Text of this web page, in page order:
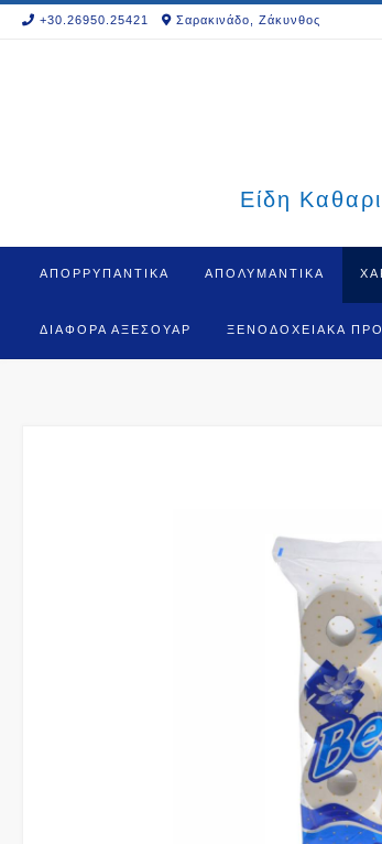
+30.26950.25421 Σαρακινάδο, Ζάκυνθος
Είδη
ΑΠΟΡΡΥΠΑΝΤΙΚΑ ΑΠΟΛΥΜΑΝΤΙΚΑ
ΔΙΆΦΟΡΑ ΑΞΕΣΟΥΆΡ ΞΕΝΟΔΟΧΕΙΑΚΆ